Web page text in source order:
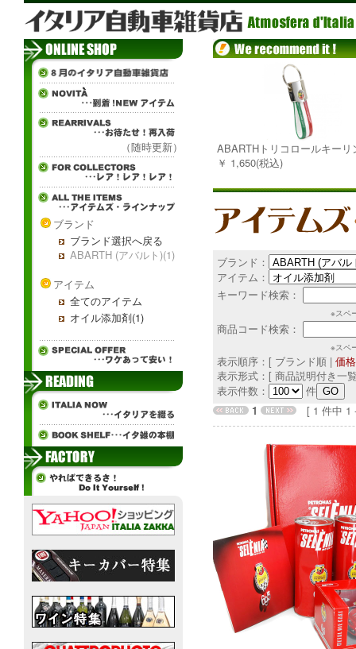
（随時更新）
ブランド
ブランド選択へ戻る
ABARTH (アバルト)(1)
アイテム
全てのアイテム
オイル添加剤(1)
ABARTHトリコロールキーリ
￥ 1,650(税込)
ブランド：
アイテム：
キーワード検索：
※スペ
商品コード検索：
※スペ
表示順序：[ ブランド順 | 価
表示形式：[ 商品説明付き一
表示件数：
件
1
[ 1 件中 1